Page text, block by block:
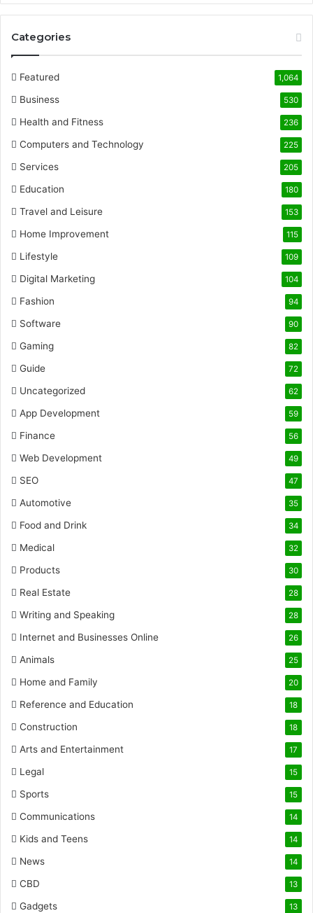
Categories
Featured 1,064
Business 530
Health and Fitness 236
Computers and Technology 225
Services 205
Education 180
Travel and Leisure 153
Home Improvement 115
Lifestyle 109
Digital Marketing 104
Fashion 94
Software 90
Gaming 82
Guide 72
Uncategorized 62
App Development 59
Finance 56
Web Development 49
SEO 47
Automotive 35
Food and Drink 34
Medical 32
Products 30
Real Estate 28
Writing and Speaking 28
Internet and Businesses Online 26
Animals 25
Home and Family 20
Reference and Education 18
Construction 18
Arts and Entertainment 17
Legal 15
Sports 15
Communications 14
Kids and Teens 14
News 14
CBD 13
Gadgets 13